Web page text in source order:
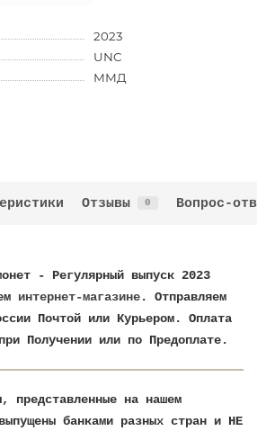
2023
UNC
ММД
Отзывы 0 Вопрос-
- Регулярный выпуск 2023
интернет-магазине. Отправляем
Почтой или Курьером. Оплата
Получении или по Предоплате.
представленные на нашем
банками разных стран и НЕ